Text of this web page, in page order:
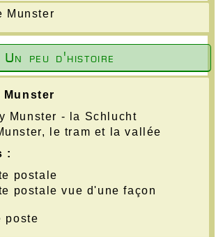
Munster
Un peu d'histoire
Munster
Munster - la Schlucht
le tram et la vallée
:
postale
postale vue d'une façon
poste